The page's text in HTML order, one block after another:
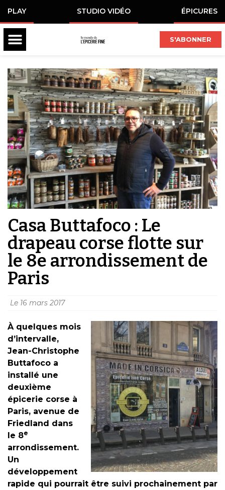
PLAY STUDIO VIDÉO ÉPICURES
S'ABONNER
Casa Buttafoco : Le
drapeau corse flotte sur
le 8e arrondissement de
Paris
Le 16 mars 2017
À quelques mois
d’intervalle,
Jean-Christophe
Buttafoco a
installé une
deuxième
épicerie corse à
Paris, avenue de
Friedland dans
le 8e
arrondissement.
Un
développement
rapide qui pourrait être suivi prochainement par